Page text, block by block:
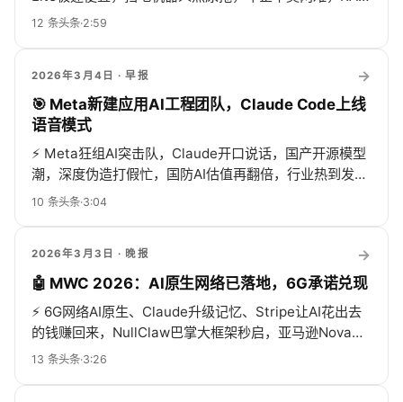
贵到Mac涨400，阿里通义掌门闪离…
12 条头条·2:59
2026年3月4日 · 早报
→
🎯 Meta新建应用AI工程团队，Claude Code上线
语音模式
⚡ Meta狂组AI突击队，Claude开口说话，国产开源模型
潮，深度伪造打假忙，国防AI估值再翻倍，行业热到发
烫！
10 条头条·3:04
2026年3月3日 · 晚报
→
🤖 MWC 2026：AI原生网络已落地，6G承诺兑现
⚡ 6G网络AI原生、Claude升级记忆、Stripe让AI花出去
的钱赚回来，NullClaw巴掌大框架秒启，亚马逊Nova
Forge秀专业通用双修，Alphabet回购机器人，国防部带
13 条头条·3:26